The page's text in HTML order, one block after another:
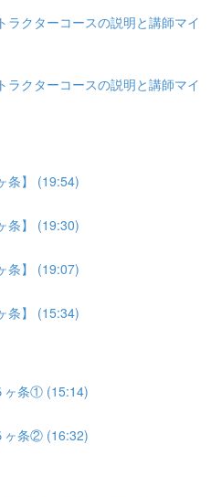
ラクターコースの説明と講師マイ
ラクターコースの説明と講師マイ
条】 (19:54)
条】 (19:30)
条】 (19:07)
条】 (15:34)
ヶ条① (15:14)
ヶ条② (16:32)